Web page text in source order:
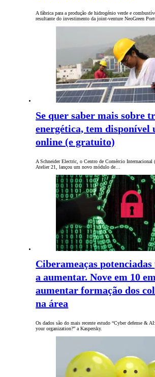
A fábrica para a produção de hidrogénio verde e
resultante do investimento da joint-venture NeoGreen
Se quer saber mais sobre
energética, tem disponível
online (e gratuito)
A Schneider Electric, o Centro de Comércio Internacional
Atelier 21, lançou um novo módulo de…
Ciberameaças
a aumentar. Nove em 10
aumentar formação dos
na área
Os dados são do mais recente estudo “Cyber defense &
your organization?” a Kaspersky.